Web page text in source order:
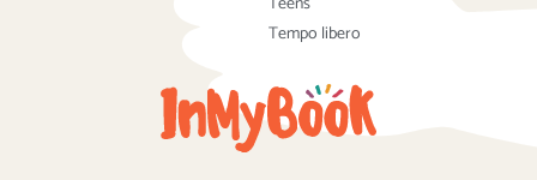
Tempo libero